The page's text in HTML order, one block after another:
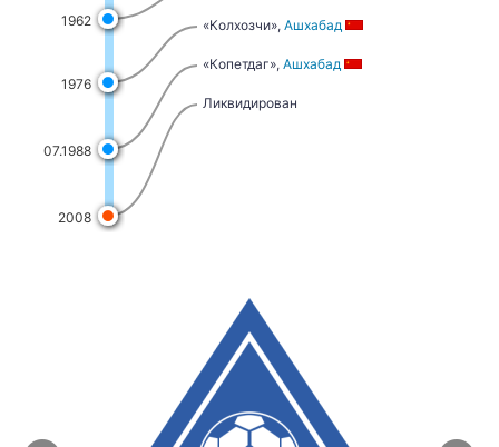
1962
1976
07.1988
2008
«Колхозчи», Ашхабад
«Копетдаг», Ашхабад
Ликвидирован